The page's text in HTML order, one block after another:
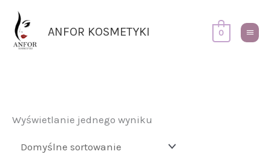
Przejdź
treści
ANFOR KOSMETYKI
Menu
0
Wyświetlanie jednego wyniku